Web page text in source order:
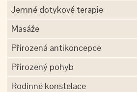
Jemné dotykové terapie
Masáže
Přirozená antikoncepce
Přirozený pohyb
Rodinné konstelace